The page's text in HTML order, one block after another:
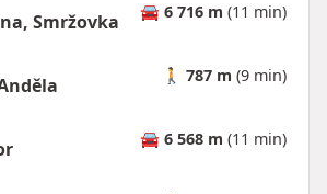
Smržovka 🚘 6 716 m (11 min)
🚶 787 m (9 min)
🚘 6 568 m (11 min)